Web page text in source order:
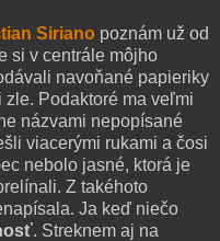
Siriano poznám už od
si v centrále môjho
navoňané papieriky
Podaktoré ma veľmi
názvami nepopísané
viacerými rukami a čosi
nebolo jasné, ktorá je
Z takéhoto
Ja keď niečo
. Streknem aj na